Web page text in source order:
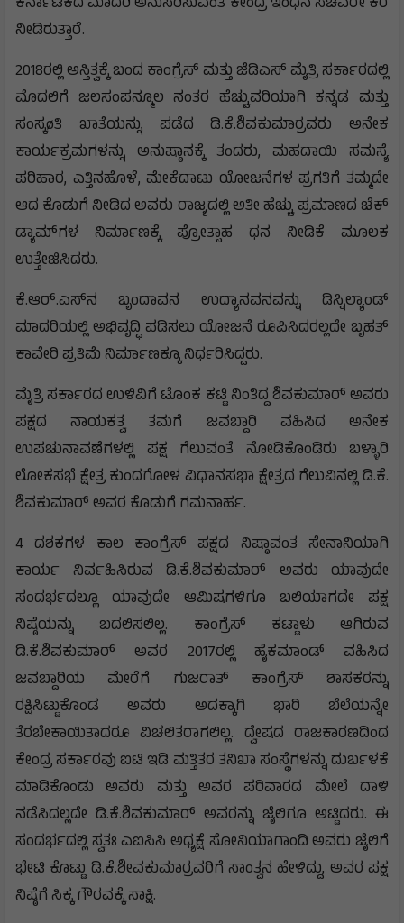
ನೀಡಿರುತ್ತಾರೆ.
2018ರಲ್ಲಿ ಅಸ್ತಿತ್ವಕ್ಕೆ ಬಂದ ಕಾಂಗ್ರೆಸ್ ಮತ್ತು ಜೆಡಿಎಸ್ ಮೈತ್ರಿ ಸರ್ಕಾರದಲ್ಲಿ
ಮೊದಲಿಗೆ ಜಲಸಂಪನ್ಮೂಲ ನಂತರ ಹೆಚ್ಚುವರಿಯಾಗಿ ಕನ್ನಡ ಮತ್ತು
ಸಂಸ್ಕøತಿ ಖಾತೆಯನ್ನು ಪಡೆದ ಡಿ.ಕೆ.ಶಿವಕುಮಾರ್‍ರವರು ಅನೇಕ
ಕಾರ್ಯಕ್ರಮಗಳನ್ನು ಅನುಷ್ಠಾನಕ್ಕೆ ತಂದರು, ಮಹದಾಯಿ ಸಮಸ್ಯೆ
ಪರಿಹಾರ, ಎತ್ತಿನಹೊಳೆ, ಮೇಕೆದಾಟು ಯೋಜನೆಗಳ ಪ್ರಗತಿಗೆ ತಮ್ಮದೇ
ಆದ ಕೊಡುಗೆ ನೀಡಿದ ಅವರು ರಾಜ್ಯದಲ್ಲಿ ಅತೀ ಹೆಚ್ಚು ಪ್ರಮಾಣದ ಚೆಕ್
ಡ್ಯಾಮ್‍ಗಳ ನಿರ್ಮಾಣಕ್ಕೆ ಪ್ರೋತ್ಸಾಹ ಧನ ನೀಡಿಕೆ ಮೂಲಕ
ಉತ್ತೇಜಿಸಿದರು.
ಕೆ.ಆರ್.ಎಸ್‍ನ ಬೃಂದಾವನ ಉದ್ಯಾನವನವನ್ನು ಡಿಸ್ನಿಲ್ಯಾಂಡ್
ಮಾದರಿಯಲ್ಲಿ ಅಭಿವೃದ್ಧಿ ಪಡಿಸಲು ಯೋಜನೆ ರೂಪಿಸಿದರಲ್ಲದೇ ಬೃಹತ್
ಕಾವೇರಿ ಪ್ರತಿಮೆ ನಿರ್ಮಾಣಕ್ಕೂ ನಿರ್ಧರಿಸಿದ್ದರು.
ಮೈತ್ರಿ ಸರ್ಕಾರದ ಉಳಿವಿಗೆ ಟೊಂಕ ಕಟ್ಟಿ ನಿಂತಿದ್ದ ಶಿವಕುಮಾರ್ ಅವರು
ಪಕ್ಷದ ನಾಯಕತ್ವ ತಮಗೆ ಜವಬ್ದಾರಿ ವಹಿಸಿದ ಅನೇಕ
ಉಪಚುನಾವಣೆಗಳಲ್ಲಿ ಪಕ್ಷ ಗೆಲುವಂತೆ ನೋಡಿಕೊಂಡಿರು ಬಳ್ಳಾರಿ
ಲೋಕಸಭೆ ಕ್ಷೇತ್ರ ಕುಂದಗೋಳ ವಿಧಾನಸಭಾ ಕ್ಷೇತ್ರದ ಗೆಲುವಿನಲ್ಲಿ ಡಿ.ಕೆ.
ಶಿವಕುಮಾರ್ ಅವರ ಕೊಡುಗೆ ಗಮನಾರ್ಹ.
4 ದಶಕಗಳ ಕಾಲ ಕಾಂಗ್ರೆಸ್ ಪಕ್ಷದ ನಿಷ್ಠಾವಂತ ಸೇನಾನಿಯಾಗಿ
ಕಾರ್ಯ ನಿರ್ವಹಿಸಿರುವ ಡಿ.ಕೆ.ಶಿವಕುಮಾರ್ ಅವರು ಯಾವುದೇ
ಸಂದರ್ಭದಲ್ಲೂ ಯಾವುದೇ ಆಮಿಷಗಳಿಗೂ ಬಲಿಯಾಗದೇ ಪಕ್ಷ
ನಿಷ್ಠೆಯನ್ನು ಬದಲಿಸಲಿಲ್ಲ. ಕಾಂಗ್ರೆಸ್ ಕಟ್ಟಾಳು ಆಗಿರುವ
ಡಿ.ಕೆ.ಶಿವಕುಮಾರ್ ಅವರ 2017ರಲ್ಲಿ ಹೈಕಮಾಂಡ್ ವಹಿಸಿದ
ಜವಬ್ದಾರಿಯ ಮೇರೆಗೆ ಗುಜರಾತ್ ಕಾಂಗ್ರೆಸ್ ಶಾಸಕರನ್ನು
ರಕ್ಷಿಸಿಟ್ಟುಕೊಂಡ ಅವರು ಅದಕ್ಕಾಗಿ ಭಾರಿ ಬೆಲೆಯನ್ನೇ
ತೆರಬೇಕಾಯಿತಾದರೂ ವಿಚಲಿತರಾಗಲಿಲ್ಲ. ದ್ವೇಷದ ರಾಜಕಾರಣದಿಂದ
ಕೇಂದ್ರ ಸರ್ಕಾರವು ಐಟಿ ಇಡಿ ಮತ್ತಿತರ ತನಿಖಾ ಸಂಸ್ಥೆಗಳನ್ನು ದುರ್ಬಳಕೆ
ಮಾಡಿಕೊಂಡು ಅವರು ಮತ್ತು ಅವರ ಪರಿವಾರದ ಮೇಲೆ ದಾಳಿ
ನಡೆಸಿದಲ್ಲದೇ ಡಿ.ಕೆ.ಶಿವಕುಮಾರ್ ಅವರನ್ನು ಜೈಲಿಗೂ ಅಟ್ಟಿದರು. ಈ
ಸಂದರ್ಭದಲ್ಲಿ ಸ್ವತಃ ಎಐಸಿಸಿ ಅಧ್ಯಕ್ಷೆ ಸೋನಿಯಾಗಾಂದಿ ಅವರು ಜೈಲಿಗೆ
ಭೇಟಿ ಕೊಟ್ಟು ಡಿ.ಕೆ.ಶೀವಕುಮಾರ್‍ರವರಿಗೆ ಸಾಂತ್ವನ ಹೇಳಿದ್ದು, ಅವರ ಪಕ್ಷ
ನಿಷ್ಠೆಗೆ ಸಿಕ್ಕ ಗೌರವಕ್ಕೆ ಸಾಕ್ಷಿ.